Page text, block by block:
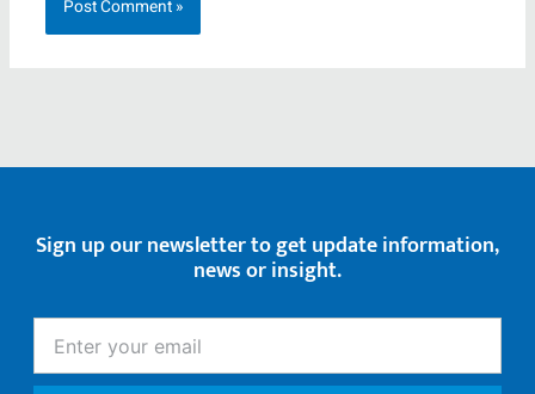
Sign up our newsletter to get update information,
news or insight.
your
email